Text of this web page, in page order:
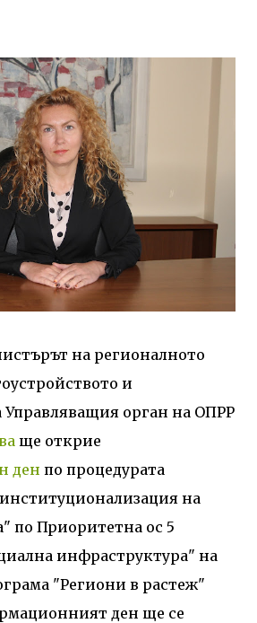
на регионалното
и
Управляващия орган на ОПРР
ще открие
ден по процедурата
на
по Приоритетна ос 5
инфраструктура" на
"Региони в растеж"
ден ще се